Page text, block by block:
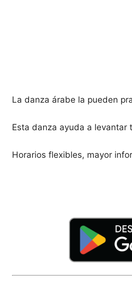
La danza árabe la pueden
Esta danza ayuda a
Horarios flexibles, mayor